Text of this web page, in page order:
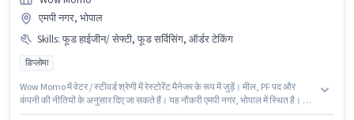
एमपी नगर, भोपाल
Skills: फूड हाईजीन/ सेफ्टी, फूड सर्विसिंग, ऑर्डर टेकिंग
डिप्लोमा
Wow Momo में वेटर / स्टीवर्ड श्रेणी में रेस्टोरेंट मैनेजर के रूप में जुड़ें। मील, PF पद और
कंपनी की नीतियों के अनुसार दिए जा सकते हैं। यह नौकरी एमपी नगर, भोपाल में स्थित है। इस